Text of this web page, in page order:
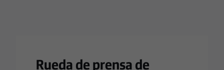
Rueda de prensa de